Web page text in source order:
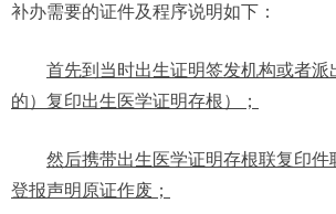
补办需要的证件及程序说明如下：
首先到当时出生证明签发机构或者派
的）复印出生医学证明存根）；
然后携带出生医学证明存根联复印件
登报声明原证作废；